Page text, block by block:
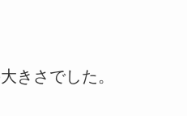
きさでした。